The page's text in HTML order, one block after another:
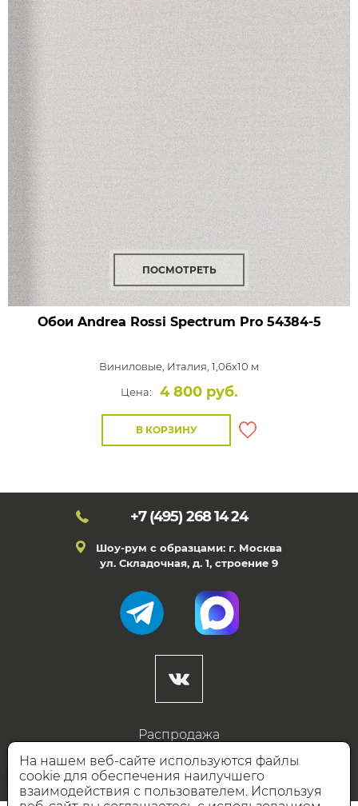
ПОСМОТРЕТЬ
Обои Andrea Rossi Spectrum Pro54384-5
Виниловые, Италия, 1,06x10 м
Цена:
4 800 руб.
В КОРЗИНУ
+7 (495) 268 14 24
Шоу-рум с образцами: г. Москва
ул. Складочная, д. 1, строение 9
Распродажа
Готовые дизайны
Дизайнерам
На нашем веб-сайте используются файлы
cookie для обеспечения наилучшего
взаимодействия с пользователем. Используя